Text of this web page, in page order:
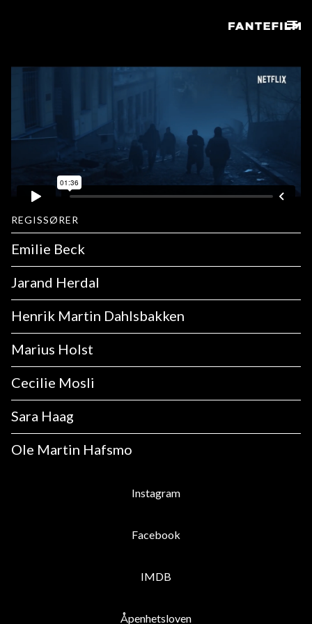
REGISSØRER
Emilie Beck
Jarand Herdal
Henrik Martin Dahlsbakken
Marius Holst
Cecilie Mosli
Sara Haag
Ole Martin Hafsmo
Instagram
Facebook
IMDB
Åpenhetsloven